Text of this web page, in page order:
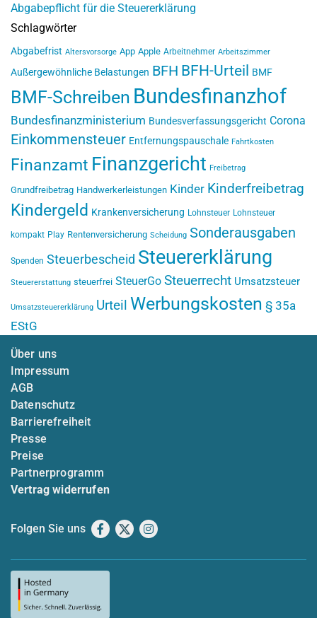
Abgabepflicht für die Steuererklärung
Schlagwörter
Abgabefrist Altersvorsorge App Apple Arbeitnehmer Arbeitszimmer
Außergewöhnliche Belastungen BFH BFH-Urteil BMF
BMF-Schreiben Bundesfinanzhof
Bundesfinanzministerium Bundesverfassungsgericht Corona
Einkommensteuer Entfernungspauschale Fahrtkosten
Finanzamt Finanzgericht Freibetrag
Grundfreibetrag Handwerkerleistungen Kinder Kinderfreibetrag
Kindergeld Krankenversicherung Lohnsteuer Lohnsteuer
kompakt Play Rentenversicherung Scheidung Sonderausgaben
Spenden Steuerbescheid Steuererklärung
Steuererstattung steuerfrei SteuerGo Steuerrecht Umsatzsteuer
Umsatzsteuererklärung Urteil Werbungskosten § 35a
EStG
Über uns
Impressum
AGB
Datenschutz
Barrierefreiheit
Presse
Preise
Partnerprogramm
Vertrag widerrufen
Folgen Sie uns Facebook
X Instagram